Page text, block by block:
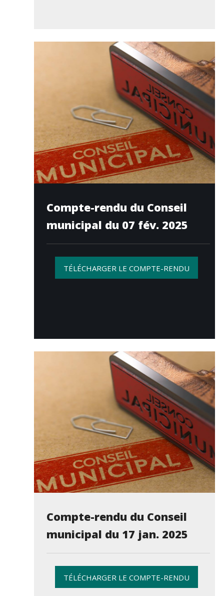
Compte-rendu du Conseil
municipal du 07 fév. 2025
TÉLÉCHARGER LE COMPTE-RENDU
Compte-rendu du Conseil
municipal du 17 jan. 2025
TÉLÉCHARGER LE COMPTE-RENDU